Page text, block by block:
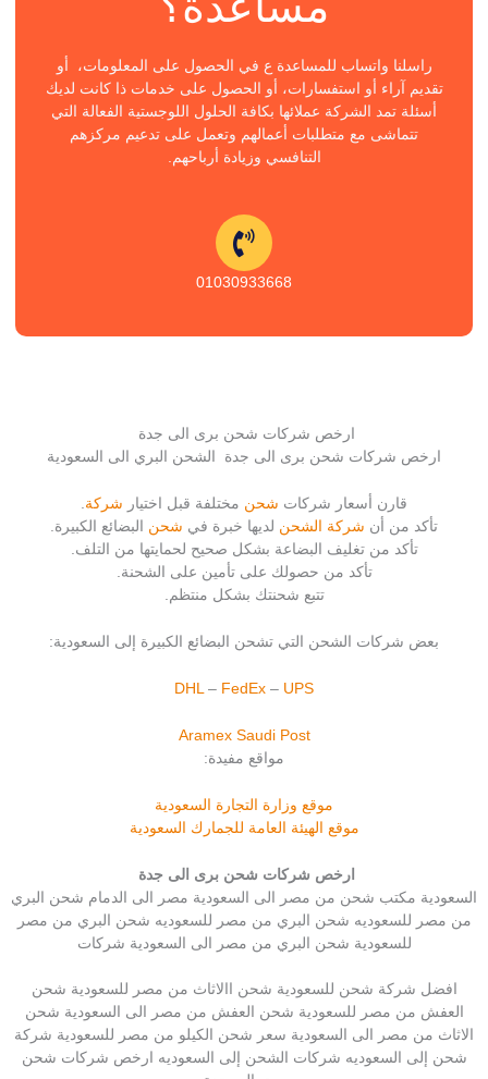
راسلنا واتساب للمساعدة ع في الحصول على المعلومات، أو
تقديم آراء أو استفسارات، أو الحصول على خدمات ذا كانت لديك
أسئلة تمد الشركة عملائها بكافة الحلول اللوجستية الفعالة التي
تتماشى مع متطلبات أعمالهم وتعمل على تدعيم مركزهم
التنافسي وزيادة أرباحهم.
01030933668
ارخص شركات شحن برى الى جدة
ارخص شركات شحن برى الى جدة الشحن البري الى السعودية
قارن أسعار شركات شحن مختلفة قبل اختيار شركة.
تأكد من أن شركة الشحن لديها خبرة في شحن البضائع الكبيرة.
تأكد من تغليف البضاعة بشكل صحيح لحمايتها من التلف.
تأكد من حصولك على تأمين على الشحنة.
تتبع شحنتك بشكل منتظم.
بعض شركات الشحن التي تشحن البضائع الكبيرة إلى السعودية:
DHL – FedEx – UPS
Aramex Saudi Post
مواقع مفيدة:
موقع وزارة التجارة السعودية
موقع الهيئة العامة للجمارك السعودية
ارخص شركات شحن برى الى جدة
السعودية مكتب شحن من مصر الى السعودية مصر الى الدمام شحن البري
من مصر للسعوديه شحن البري من مصر للسعوديه شحن البري من مصر
للسعودية شحن البري من مصر الى السعودية شركات
افضل شركة شحن للسعودية شحن االاثاث من مصر للسعودية شحن
العفش من مصر للسعودية شحن العفش من مصر الى السعودية شحن
الاثاث من مصر الى السعودية سعر شحن الكيلو من مصر للسعودية شركة
شحن إلى السعوديه شركات الشحن إلى السعوديه ارخص شركات شحن